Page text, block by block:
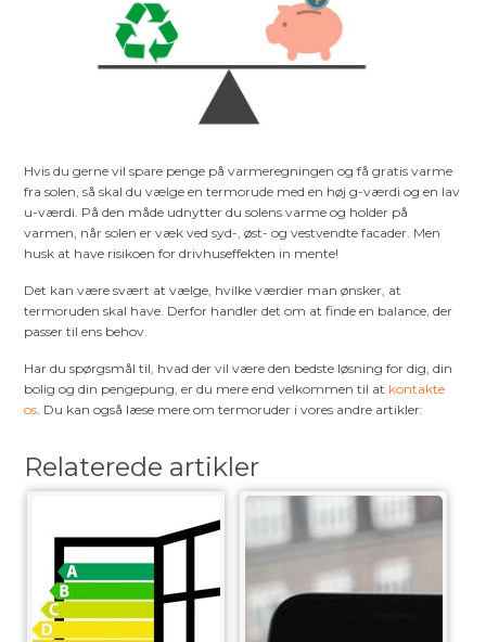
Hvis du gerne vil spare penge på varmeregningen og få gratis varme
fra solen, så skal du vælge en termorude med en høj g-værdi og en lav
u-værdi. På den måde udnytter du solens varme og holder på
varmen, når solen er væk ved syd-, øst- og vestvendte facader. Men
husk at have risikoen for drivhuseffekten in mente!
Det kan være svært at vælge, hvilke værdier man ønsker, at
termoruden skal have. Derfor handler det om at finde en balance, der
passer til ens behov.
Har du spørgsmål til, hvad der vil være den bedste løsning for dig, din
bolig og din pengepung, er du mere end velkommen til at kontakte
os . Du kan også læse mere om termoruder i vores andre artikler:
Relaterede artikler